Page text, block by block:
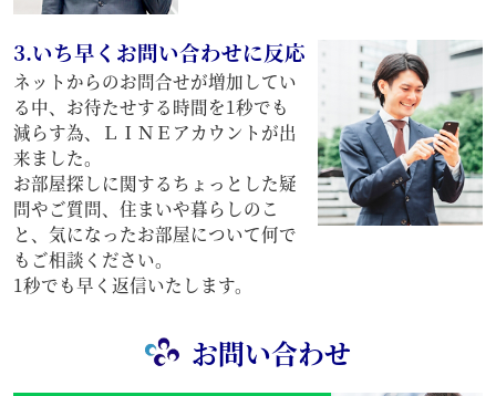
3.いち早くお問い合わせに反応
ネットからのお問合せが増加してい
る中、お待たせする時間を1秒でも
減らす為、ＬＩＮＥアカウントが出
来ました。
お部屋探しに関するちょっとした疑
問やご質問、住まいや暮らしのこ
と、気になったお部屋について何で
もご相談ください。
1秒でも早く返信いたします。
お問い合わせ